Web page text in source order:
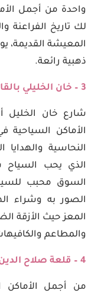
واحدة من أجمل
لك تاريخ الفراعنة
المعيشة القديمة،
ذهبية رائعة.
3 – خان الخليلي بالقاهرة
شارع خان
الأماكن السياحية
النحاسية والهدايا
الذي يحب السياح
السوق محبب
الصور به وشراء
المعز حيث الأزقة
والمطاعم
4 – قلعة صلاح الدين الأيوبي
من أجمل الأماكن